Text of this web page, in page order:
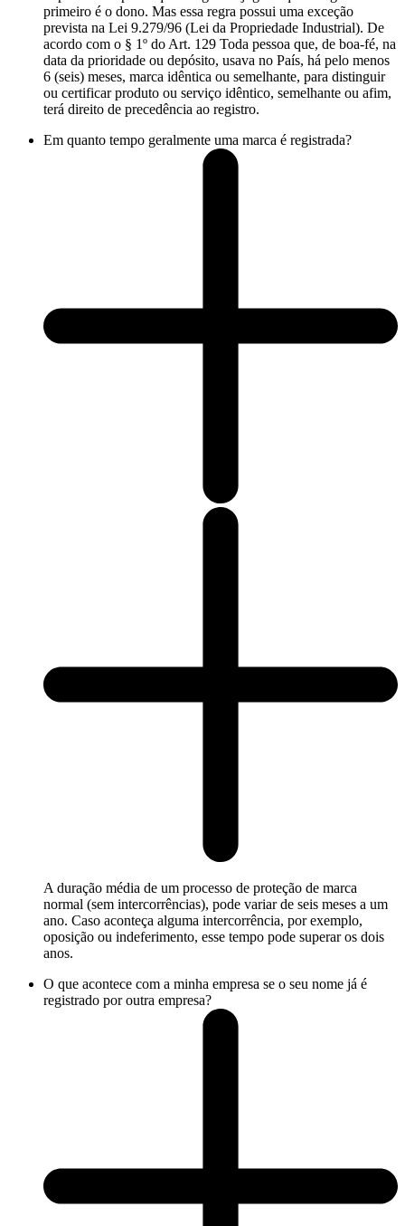
primeiro é o dono. Mas essa regra possui uma exceção
prevista na Lei 9.279/96 (Lei da Propriedade Industrial). De
acordo com o § 1º do Art. 129 Toda pessoa que, de boa-fé, na
data da prioridade ou depósito, usava no País, há pelo menos
6 (seis) meses, marca idêntica ou semelhante, para distinguir
ou certificar produto ou serviço idêntico, semelhante ou afim,
terá direito de precedência ao registro.
Em quanto tempo geralmente uma marca é registrada?
A duração média de um processo de proteção de marca
normal (sem intercorrências), pode variar de seis meses a um
ano. Caso aconteça alguma intercorrência, por exemplo,
oposição ou indeferimento, esse tempo pode superar os dois
anos.
O que acontece com a minha empresa se o seu nome já é
registrado por outra empresa?